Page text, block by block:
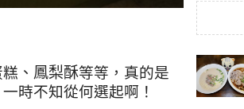
、鳳梨酥等等，真的是
時不知從何選起啊！